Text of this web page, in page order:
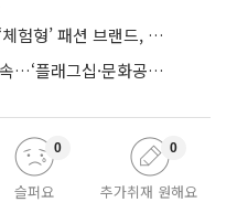
스투시부터 무신사 킥스까지…‘체험형’ 패션 브랜드, 잇단 제주행
명품 브랜드, 백화점 밖 D2C 가속…‘플래그십·문화공간’ 전략 눈길
슬퍼요
0
추가취재 원해요
0